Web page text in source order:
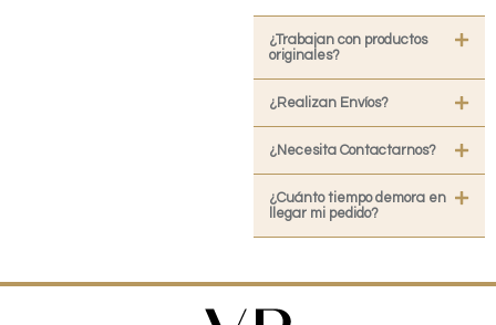
¿Trabajan con productos
originales?
¿Realizan Envíos?
¿Necesita Contactarnos?
¿Cuánto tiempo demora en
llegar mi pedido?